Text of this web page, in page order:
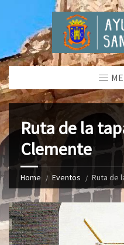
Ruta de la
Clemente
Home Eventos Ruta de